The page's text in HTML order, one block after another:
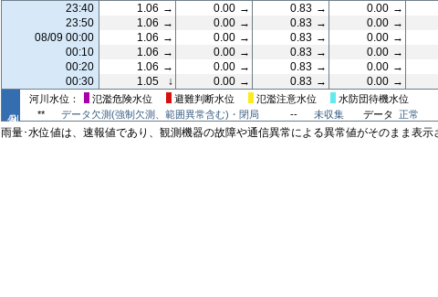
23:40
1.06 → 0.00 → 0.83 → 0.00 →
23:50
1.06 → 0.00 → 0.83 → 0.00 →
08/09 00:00
1.06 → 0.00 → 0.83 → 0.00 →
00:10
1.06 → 0.00 → 0.83 → 0.00 →
00:20
1.06 → 0.00 → 0.83 → 0.00 →
00:30
1.05 ↓ 0.00 → 0.83 → 0.00 →
河川水位 氾濫危険水位 避難判断水位 氾濫注意水位
水防団待機水位
**
データ欠測(強制欠測、範囲異常含む)・閉局 -- 未収集 データ 正常
雨量･水位値は、速報値であり、観測機器の故障や通信異常による異常値がそのまま表示